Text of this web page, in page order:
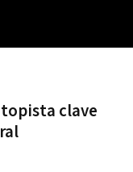
clave